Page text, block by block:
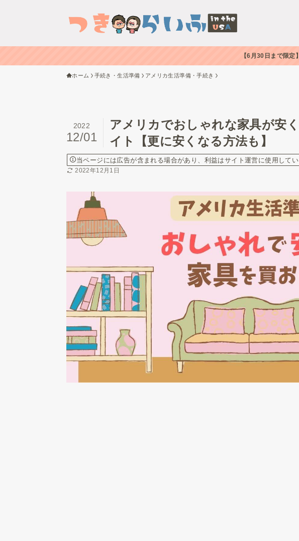
【6月30日まで限
ホーム 手続き・生活準備 アメリカ生活準備・手続き
アメリカでおしゃれな家具が安
イト【更に安くなる方法も】
2022
12/01
当ページには広告が含まれる場合があり、利益はサイト運営に使用してい
2022年12月1日